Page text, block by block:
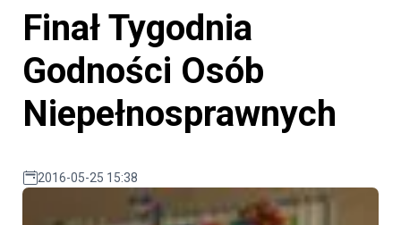
Finał Tygodnia
Godności Osób
Niepełnosprawnych
2016-05-25 15:38